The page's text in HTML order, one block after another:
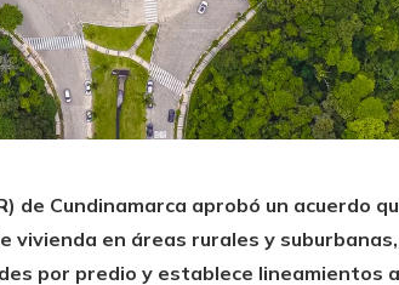
de Cundinamarca aprobó un acuerdo
en áreas rurales y
por predio y establece lineamientos